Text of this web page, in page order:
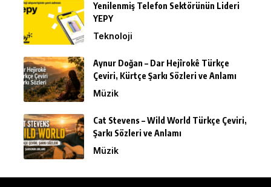
Yenilenmiş Telefon Sektörünün Lideri
YEPY
Teknoloji
Aynur Doğan – Dar Hejîrokê Türkçe
Çeviri, Kürtçe Şarkı Sözleri ve Anlamı
Müzik
Cat Stevens – Wild World Türkçe Çeviri,
Şarkı Sözleri ve Anlamı
Müzik